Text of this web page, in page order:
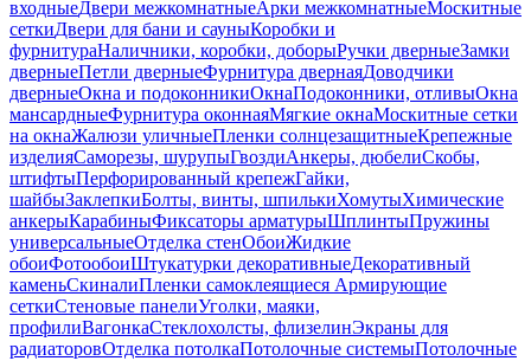
входныеДвери межкомнатныеАрки межкомнатныеМоскитные
сеткиДвери для бани и сауныКоробки и
фурнитураНаличники, коробки, доборыРучки дверныеЗамки
дверныеПетли дверныеФурнитура двернаяДоводчики
дверныеОкна и подоконникиОкнаПодоконники, отливыОкна
мансардныеФурнитура оконнаяМягкие окнаМоскитные сетки
на окнаЖалюзи уличныеПленки солнцезащитныеКрепежные
изделияСаморезы, шурупыГвоздиАнкеры, дюбелиСкобы,
штифтыПерфорированный крепежГайки,
шайбыЗаклепкиБолты, винты, шпилькиХомутыХимические
анкерыКарабиныФиксаторы арматурыШплинтыПружины
универсальныеОтделка стенОбоиЖидкие
обоиФотообоиШтукатурки декоративныеДекоративный
каменьСкиналиПленки самоклеящиеся Армирующие
сеткиСтеновые панелиУголки, маяки,
профилиВагонкаСтеклохолсты, флизелинЭкраны для
радиаторовОтделка потолкаПотолочные системыПотолочные